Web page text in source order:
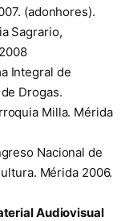
(adonhores).
Sagrario,
Integral de
Drogas.
Milla. Mérida
Nacional de
Mérida 2006.
Audiovisual